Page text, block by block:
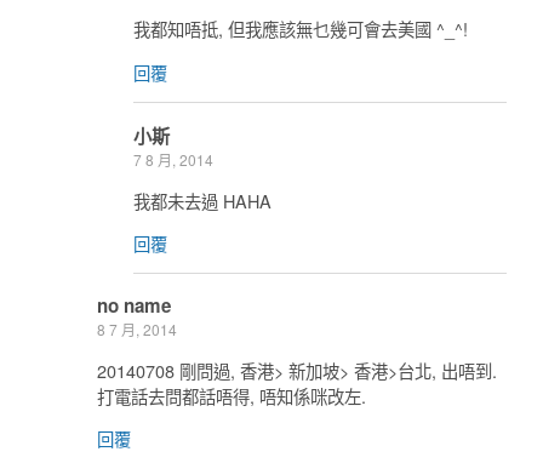
我都知唔抵, 但我應該無乜幾可會去美國 ^_^!
回覆
小斯
7 8 月, 2014
我都未去過 HAHA
回覆
no name
8 7 月, 2014
20140708 剛問過, 香港> 新加坡> 香港>台北, 出唔到.
打電話去問都話唔得, 唔知係咪改左.
回覆